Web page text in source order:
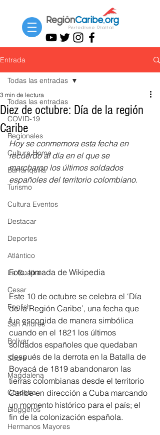
Entrada
Todas las entradas
COVID-19
Regionales
Cultura Home
Barranquilla
Turismo
Cultura Eventos
Destacar
Deportes
Atlántico
La Guajira
Cesar
English
San Andres
Bolívar
Sucre
Magdalena
Córdoba
Bloggeros
Hermanos Mayores
Todas las entradas
Diez de octubre: Día de la región
Caribe
3 min de lectura
Hoy se conmemora esta fecha en
recuerdo al día en el que se
marcharon los últimos soldados
españoles del territorio colombiano.
Foto: tomada de Wikipedia
Este 10 de octubre se celebra el ‘Día
de la Región Caribe’, una fecha que
fue escogida de manera simbólica
cuando en el 1821 los últimos
soldados españoles que quedaban
después de la derrota en la Batalla de
Boyacá de 1819 abandonaron las
tierras colombianas desde el territorio
Caribe en dirección a Cuba marcando
un momento histórico para el país; el
fin de la colonización española.